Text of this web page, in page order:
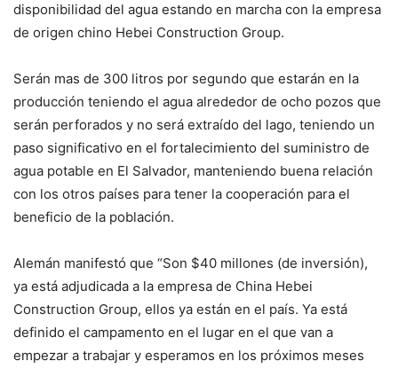
disponibilidad del agua estando en marcha con la empresa
de origen chino Hebei Construction Group.
Serán mas de 300 litros por segundo que estarán en la
producción teniendo el agua alrededor de ocho pozos que
serán perforados y no será extraído del lago, teniendo un
paso significativo en el fortalecimiento del suministro de
agua potable en El Salvador, manteniendo buena relación
con los otros países para tener la cooperación para el
beneficio de la población.
Alemán manifestó que “Son $40 millones (de inversión),
ya está adjudicada a la empresa de China Hebei
Construction Group, ellos ya están en el país. Ya está
definido el campamento en el lugar en el que van a
empezar a trabajar y esperamos en los próximos meses